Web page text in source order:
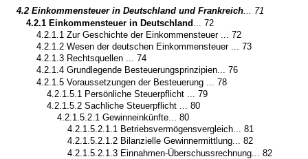
4.2 Einkommensteuer in Deutschland und Frankreich... 71
4.2.1 Einkommensteuer in Deutschland
... 72
4.2.1.1 Zur Geschichte der Einkommensteuer ... 72
4.2.1.2 Wesen der deutschen Einkommensteuer ... 73
4.2.1.3 Rechtsquellen ... 74
4.2.1.4 Grundlegende Besteuerungsprinzipien... 76
4.2.1.5 Voraussetzungen der Besteuerung ... 78
4.2.1.5.1 Persönliche Steuerpflicht ... 79
4.2.1.5.2 Sachliche Steuerpflicht ... 80
4.2.1.5.2.1 Gewinneinkünfte... 80
4.2.1.5.2.1.1 Betriebsvermögensvergleich... 81
4.2.1.5.2.1.2 Bilanzielle Gewinnermittlung... 82
4.2.1.5.2.1.3 Einnahmen-Überschussrechnung... 82